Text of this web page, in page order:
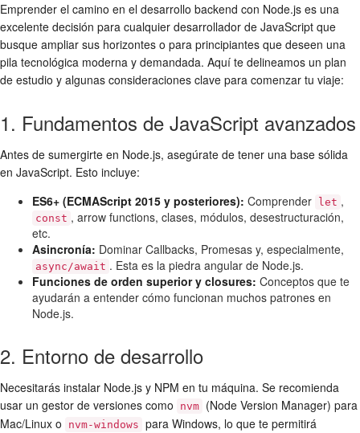
Emprender el camino en el desarrollo backend con Node.js es una
excelente decisión para cualquier desarrollador de JavaScript que
busque ampliar sus horizontes o para principiantes que deseen una
pila tecnológica moderna y demandada. Aquí te delineamos un plan
de estudio y algunas consideraciones clave para comenzar tu viaje:
1. Fundamentos de JavaScript avanzados
Antes de sumergirte en Node.js, asegúrate de tener una base sólida
en JavaScript. Esto incluye:
ES6+ (ECMAScript 2015 y posteriores): Comprender let ,
const , arrow functions, clases, módulos, desestructuración,
etc.
Asincronía: Dominar Callbacks, Promesas y, especialmente,
async/await . Esta es la piedra angular de Node.js.
Funciones de orden superior y closures: Conceptos que te
ayudarán a entender cómo funcionan muchos patrones en
Node.js.
2. Entorno de desarrollo
Necesitarás instalar Node.js y NPM en tu máquina. Se recomienda
usar un gestor de versiones como
nvm (Node Version Manager) para
Mac/Linux o
nvm-windows para Windows, lo que te permitirá